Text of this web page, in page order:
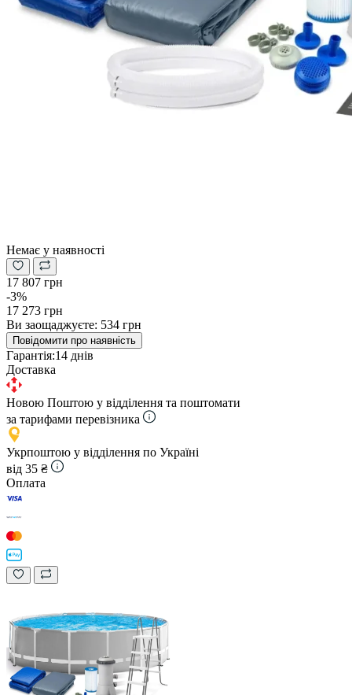
Немає у наявності
17 807 грн
-3%
17 273 грн
Ви заощаджуєте: 534 грн
Повідомити про наявність
Гарантія:14 днів
Доставка
Новою Поштою у відділення та поштомати
за тарифами перевізника
Укрпоштою у відділення по Україні
від 35 ₴
Оплата